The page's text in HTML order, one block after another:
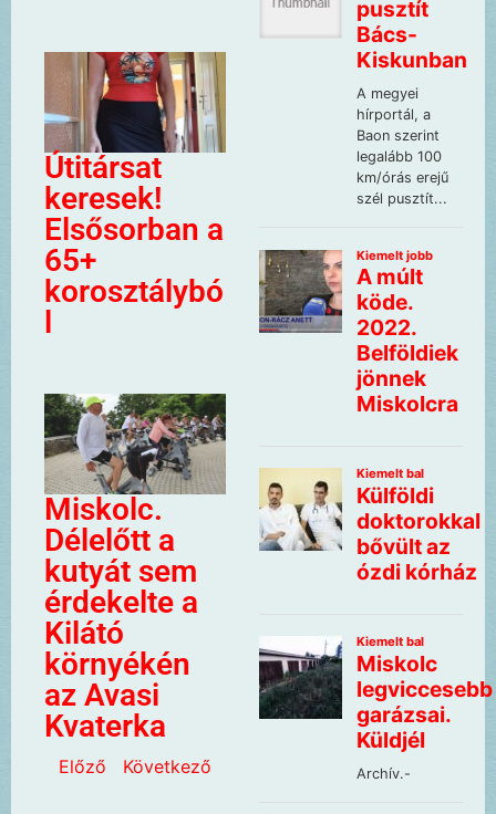
Útitársat
keresek!
Elsősorban a
65+
korosztálybó
l
Miskolc.
Délelőtt a
kutyát sem
érdekelte a
Kilátó
környékén
az Avasi
Kvaterka
Előző Következő